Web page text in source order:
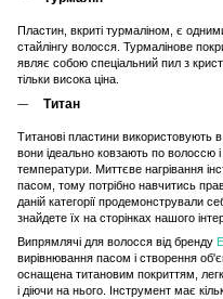
Пластин, вкриті турмаліном, є
стайлінгу волосся. Турмалінове
являє собою спеціальний пил з
тільки висока ціна.
Титан
Титанові пластини використовують
вони ідеально ковзають по волоссю
температури. Миттєве нагрівання
пасом, тому потрібно навчитись
даній категорії продемонстрували
знайдете їх на сторінках нашого
Випрямлячі для волосся від бренду
вирівнювання пасом і створення
оснащена титановим покриттям,
і діючи на нього. Інструмент має